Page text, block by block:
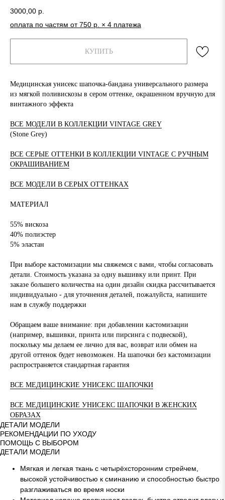
3000,00 р.
оплата по частям от 750 р. × 4 платежа
КУПИТЬ
Медицинская унисекс шапочка-бандана универсального размера
из мягкой поливискозы в сером оттенке, окрашенном вручную для
винтажного эффекта
ВСЕ МОДЕЛИ В КОЛЛЕКЦИИ VINTAGE GREY
(Stone Grey)
ВСЕ СЕРЫЕ ОТТЕНКИ В КОЛЛЕКЦИИ VINTAGE С РУЧНЫМ
ОКРАШИВАНИЕМ
ВСЕ МОДЕЛИ В СЕРЫХ ОТТЕНКАХ
МАТЕРИАЛ
55% вискоза
40% полиэстер
5% эластан
При выборе кастомизации мы свяжемся с вами, чтобы согласовать
детали. Стоимость указана за одну вышивку или принт. При
заказе большего количества на один дизайн скидка рассчитывается
индивидуально - для уточнения деталей, пожалуйста, напишите
нам в службу поддержки
Обращаем ваше внимание: при добавлении кастомизации
(например, вышивки, принта или пирсинга с подвеской),
поскольку мы делаем ее лично для вас, возврат или обмен на
другой оттенок будет невозможен. На шапочки без кастомизации
распространяется стандартная гарантия
ВСЕ МЕДИЦИНСКИЕ УНИСЕКС ШАПОЧКИ
ВСЕ МЕДИЦИНСКИЕ УНИСЕКС ШАПОЧКИ В ЖЕНСКИХ
ОБРАЗАХ
ДЕТАЛИ МОДЕЛИ
РЕКОМЕНДАЦИИ ПО УХОДУ
ПОМОЩЬ С ВЫБОРОМ
ДЕТАЛИ МОДЕЛИ
Мягкая и легкая ткань с четырёхсторонним стрейчем,
высокой устойчивостью к сминанию и способностью быстро
разглаживаться во время носки